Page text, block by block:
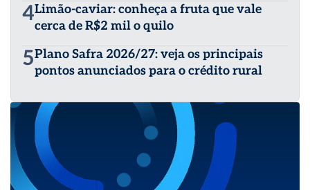
4Limão-caviar: conheça a fruta que vale
cerca de R$2 mil o quilo
5Plano Safra 2026/27: veja os principais
pontos anunciados para o crédito rural